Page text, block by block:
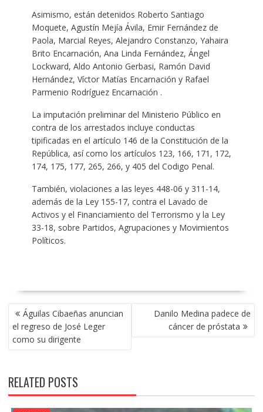
Asimismo, están detenidos Roberto Santiago
Moquete, Agustín Mejía Ávila, Emir Fernández de
Paola, Marcial Reyes, Alejandro Constanzo, Yahaira
Brito Encarnación, Ana Linda Fernández, Ángel
Lockward, Aldo Antonio Gerbasi, Ramón David
Hernández, Víctor Matías Encarnación y Rafael
Parmenio Rodríguez Encarnación .
La imputación preliminar del Ministerio Público en
contra de los arrestados incluye conductas
tipificadas en el artículo 146 de la Constitución de la
República, así como los artículos 123, 166, 171, 172,
174, 175, 177, 265, 266, y 405 del Codigo Penal.
También, violaciones a las leyes 448-06 y 311-14,
además de la Ley 155-17, contra el Lavado de
Activos y el Financiamiento del Terrorismo y la Ley
33-18, sobre Partidos, Agrupaciones y Movimientos
Políticos.
POST
NAVIGATION
Águilas Cibaeñas anuncian
el regreso de José Leger
como su dirigente
Danilo Medina padece de
cáncer de próstata
RELATED POSTS